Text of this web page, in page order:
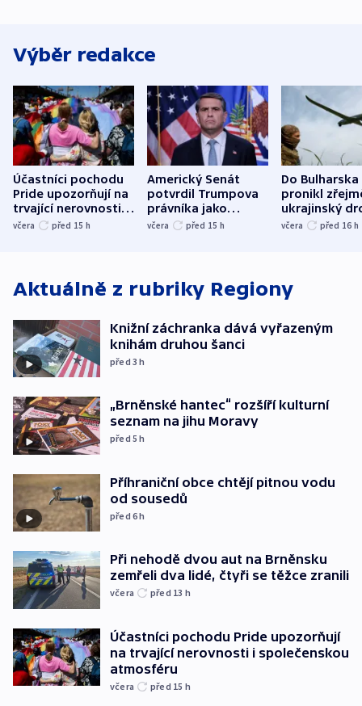
Výběr redakce
Účastníci pochodu
Pride upozorňují na
trvající nerovnosti i
společenskou
včera před 15 h
Americký Senát
potvrdil Trumpova
právníka jako
ministra
včera před 15 h
Do Bulharska
pronikl
ukrajinský
explodoval
včera před 16 h
Aktuálně z rubriky Regiony
Knižní záchranka dává vyřazeným
knihám druhou šanci
před 3h
„Brněnské hantec“ rozšíří kulturní
seznam na jihu Moravy
před 5h
Příhraniční obce chtějí pitnou vodu
od sousedů
před 6h
Při nehodě dvou aut na Brněnsku
zemřeli dva lidé, čtyři se těžce zranili
včera před 13 h
Účastníci pochodu Pride upozorňují
na trvající nerovnosti i společenskou
atmosféru
včera před 15 h